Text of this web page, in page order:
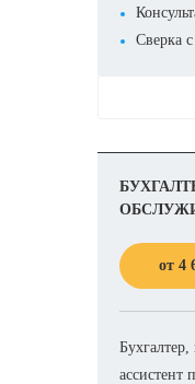
Сверка
от 4
ассистент